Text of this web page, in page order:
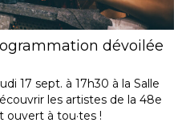
dévoilée
17 sept. à 17h30 à la Salle
les artistes de la 48e
ouvert à tou·tes !